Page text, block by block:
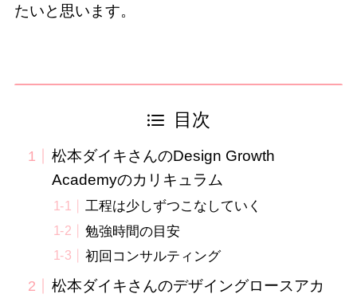
たいと思います。
目次
松本ダイキさんのDesign Growth
Academyのカリキュラム
工程は少しずつこなしていく
勉強時間の目安
初回コンサルティング
松本ダイキさんのデザイングロースアカ